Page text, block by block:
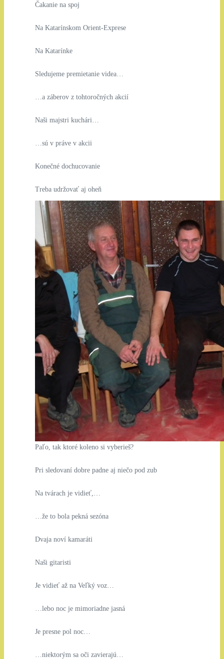
Čakanie na spoj
Na Katarínskom Orient-Exprese
Na Katarínke
Sledujeme premietanie videa…
…a záberov z tohtoročných akcií
Naši majstri kuchári…
…sú v práve v akcii
Konečné dochucovanie
Treba udržovať aj oheň
Paľo, tak ktoré koleno si vyberieš?
Pri sledovaní dobre padne aj niečo pod zub
Na tvárach je vidieť,…
…že to bola pekná sezóna
Dvaja noví kamaráti
Naši gitaristi
Je vidieť až na Veľký voz…
…lebo noc je mimoriadne jasná
Je presne pol noc…
…niektorým sa oči zavierajú…